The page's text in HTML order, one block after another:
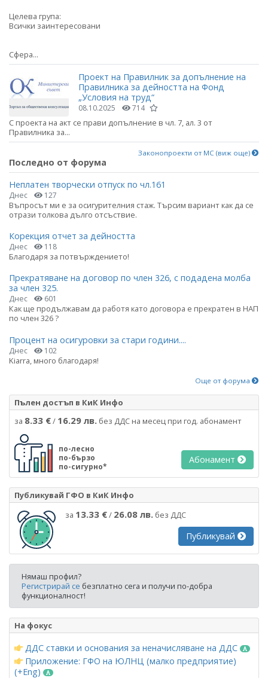
Целева група:
Всички заинтересовани
Сфера...
Проект на Правилник за допълнение на
Правилника за дейността на Фонд
„Условия на труд“
08.10.2025 714
С проекта на акт се прави допълнение в чл. 7, ал. 3 от
Правилника за...
Законопроекти от МС (виж още)
Последно от форума
Неплатен творчески отпуск по чл.161
Днес 127
Въпросът ми е за осигурителния стаж. Търсим вариант как да се
отрази толкова дълго отсъствие.
Корекция отчет за дейността
Днес 118
Благодаря за потвърждението!
Прекратяване на договор по член 326, с подадена молба
за член 325.
Днес 601
Как ще продължавам да работя като договора е прекратен в НАП
по член 326 ?
Процент на осигуровки за стари години....
Днес 102
Kiarra, много благодаря!
Още от форума
Пълен достъп в КиК Инфо
за 8.33 €/ 16.29 лв. без ДДС на месец при год. абонамент
по-лесно
по-бързо
по-сигурно*
Абонамент
Публикувай ГФО в КиК Инфо
за 13.33 €/ 26.08 лв. без ДДС
Публикувай
Нямаш профил?
Регистрирай се безплатно сега и получи по-добра
функционалност!
На фокус
ДДС ставки и основания за неначисляване на ДДС
Приложение: ГФО на ЮЛНЦ (малко предприятие)
(+Eng)